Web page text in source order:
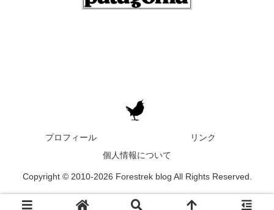
プロフィール
リンク
個人情報について
Copyright © 2010-2026 Forestrek blog All Rights Reserved.